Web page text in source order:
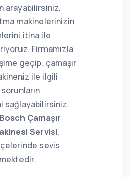
arayabilirsiniz.
makinelerinizin
itina ile
Firmamızla
geçip, çamaşır
ile ilgili
sorunların
sağlayabilirsiniz.
Çamaşır
Servisi,
sevis